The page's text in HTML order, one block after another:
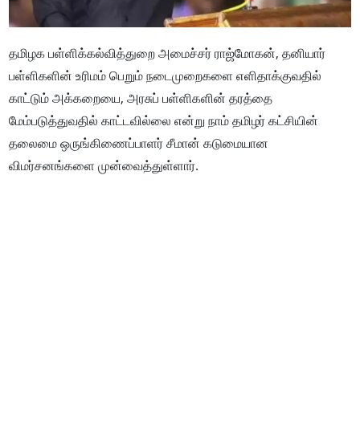
தமிழக பள்ளிக்கல்வித்துறை அமைச்சர் ராஜ்மோகன், தனியார்
பள்ளிகளின் உரிமம் பெறும் நடைமுறைகளை எளிதாக்குவதில்
காட்டும் அக்கறையை, அரசுப் பள்ளிகளின் தரத்தை
மேம்படுத்துவதில் காட்டவில்லை என்று நாம் தமிழர் கட்சியின்
தலைமை ஒருங்கிணைப்பாளர் சீமான் கடுமையான
விமர்சனங்களை முன்வைத்துள்ளார்.